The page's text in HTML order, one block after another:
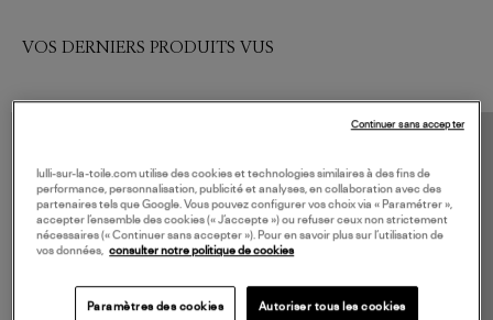
VOS DERNIERS PRODUITS VUS
lulli-sur-la-toile.com utilise des cookies et technologies similaires à des fins de
performance, personnalisation, publicité et analyses, en collaboration avec des
partenaires tels que Google. Vous pouvez configurer vos choix via « Paramétrer »,
accepter l’ensemble des cookies (« J’accepte ») ou refuser ceux non strictement
nécessaires (« Continuer sans accepter »). Pour en savoir plus sur l’utilisation de
vos données, consulter notre politique de cookies
Paramètres des cookies Autoriser tous les cookies
Continuer sans accepter